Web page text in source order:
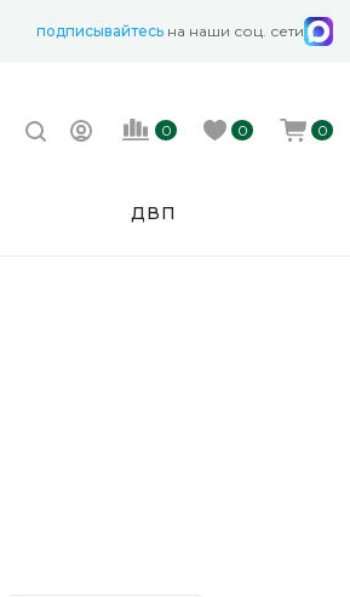
подписывайтесь на наши соц. сети
0 0 0
ДВП